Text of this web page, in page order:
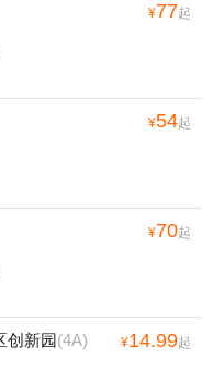
¥77起
¥54起
¥70起
创新园(4A) ¥14.99起